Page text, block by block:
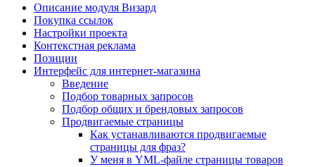
Описание модуля Визард
Покупка ссылок
Настройки проекта
Контекстная реклама
Позиции
Интерфейс для интернет-магазина
Введение
Подбор товарных запросов
Подбор общих и брендовых запросов
Продвигаемые страницы
Как устанавливаются продвигаемые
страницы для фраз?
У меня в YML-файле страницы товаров